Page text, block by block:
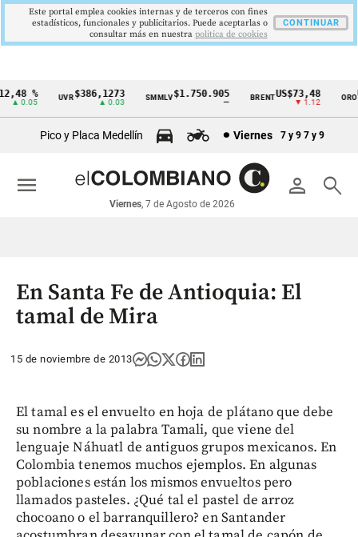
Cintillo
económicos
Colombia
%
▲ 0.05
UVR$386,1273
▲ 0.03
SMMLV$1.750.905 BRENTUS$73,48
▼ 1.12
ORO
Pico y Placa Medellín Viernes 7 y 9 7 y 9
person search
Viernes, 7 de Agosto de 2026
menu
En Santa Fe de Antioquia: El
tamal de Mira
15 de noviembre de 2013
El tamal es el envuelto en hoja de plátano que debe
su nombre a la palabra Tamali, que viene del
lenguaje Náhuatl de antiguos grupos mexicanos. En
Colombia tenemos muchos ejemplos. En algunas
poblaciones están los mismos envueltos pero
llamados pasteles. ¿Qué tal el pastel de arroz
chocoano o el barranquillero? en Santander
Este portal emplea cookies internas y de terceros con fines
estadísticos, funcionales y publicitarios. Puede aceptarlas o
consultar más en nuestra politica de cookies
CONTINUAR